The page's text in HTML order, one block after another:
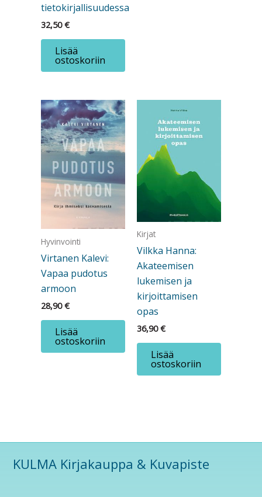
tietokirjallisuudessa
32,50€
Lisää
ostoskoriin
Hyvinvointi
Virtanen Kalevi:
Vapaa pudotus
armoon
28,90€
Lisää
ostoskoriin
Kirjat
Vilkka Hanna:
Akateemisen
lukemisen ja
kirjoittamisen
opas
36,90€
Lisää
ostoskoriin
KULMA Kirjakauppa & Kuvapiste